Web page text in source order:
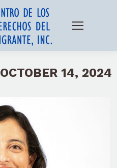
OCTOBER 14, 2024